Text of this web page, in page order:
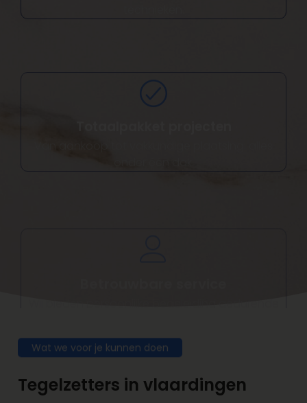
Totaalpakket projecten
Van aankoop tot vakkundige plaatsing: alles
Wat we voor je kunnen doen
Tegelzetters in vlaardingen